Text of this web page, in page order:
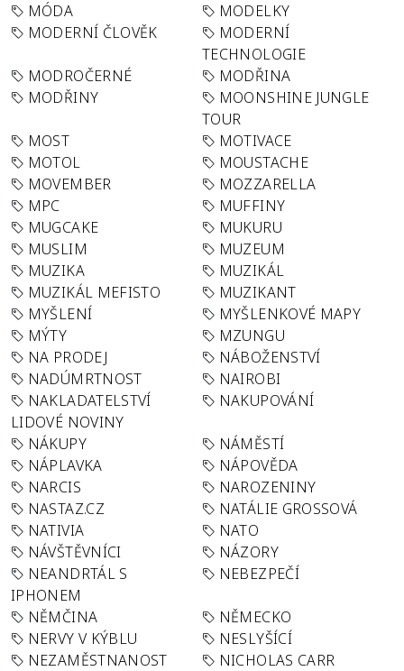
MÓDA
MODELKY
MODERNÍ ČLOVĚK
MODERNÍ
TECHNOLOGIE
MODROČERNÉ
MODŘINA
MODŘINY
MOONSHINE JUNGLE
TOUR
MOST
MOTIVACE
MOTOL
MOUSTACHE
MOVEMBER
MOZZARELLA
MPC
MUFFINY
MUGCAKE
MUKURU
MUSLIM
MUZEUM
MUZIKA
MUZIKÁL
MUZIKÁL MEFISTO
MUZIKANT
MYŠLENÍ
MYŠLENKOVÉ MAPY
MÝTY
MZUNGU
NA PRODEJ
NÁBOŽENSTVÍ
NADÚMRTNOST
NAIROBI
NAKLADATELSTVÍ
LIDOVÉ NOVINY
NAKUPOVÁNÍ
NÁKUPY
NÁMĚSTÍ
NÁPLAVKA
NÁPOVĚDA
NARCIS
NAROZENINY
NASTAZ.CZ
NATÁLIE GROSSOVÁ
NATIVIA
NATO
NÁVŠTĚVNÍCI
NÁZORY
NEANDRTÁL S
IPHONEM
NEBEZPEČÍ
NĚMČINA
NĚMECKO
NERVY V KÝBLU
NESLYŠÍCÍ
NEZAMĚSTNANOST
NICHOLAS CARR